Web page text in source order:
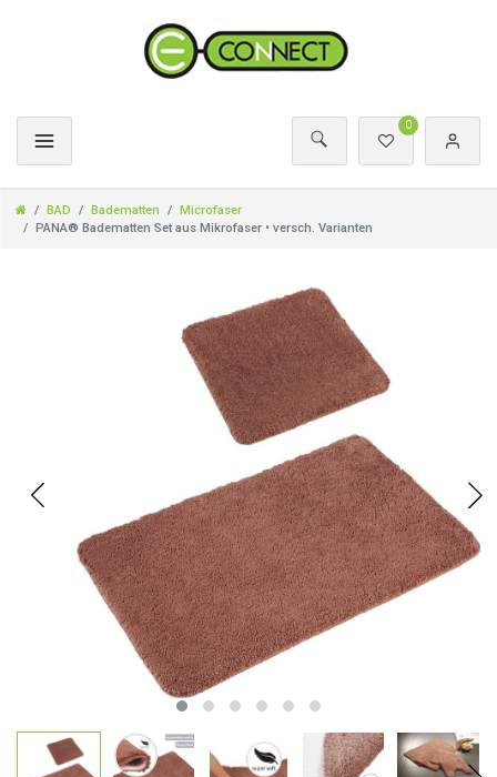
0
BAD Badematten
Microfaser
PANA® Badematten Set aus Mikrofaser • versch. Varianten